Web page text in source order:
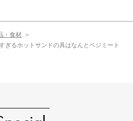
・食材
ぎるホットサンドの具はなんとベジミート